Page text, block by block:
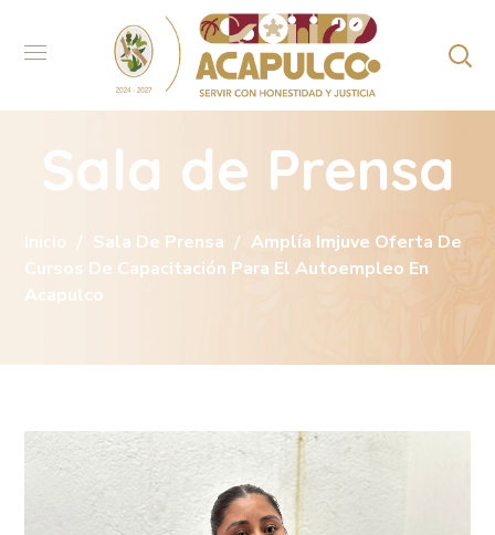
Sala de Prensa
Inicio Sala De Prensa
Amplía Imjuve Oferta De
Cursos De Capacitación Para El Autoempleo En
Acapulco